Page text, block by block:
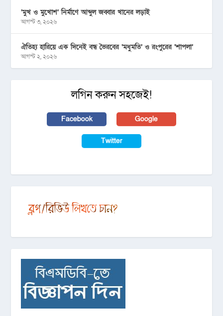
‘মুখ ও মুখোশ’ নির্মাণে আব্দুল জব্বার খানের লড়াই
আগস্ট ৩, ২০২৬
ঐতিহ্য হারিয়ে এক দিনেই বন্ধ ভৈরবের ‘মধুমতি’ ও রংপুরের ‘শাপলা’
আগস্ট ২, ২০২৬
লগিন করুন সহজেই!
Facebook Google
Twitter